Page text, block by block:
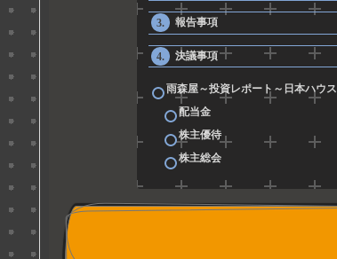
報告事項
決議事項
雨森屋～投資レポート～日本ハウス
配当金
株主優待
株主総会